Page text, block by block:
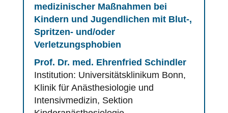
medizinischer Maßnahmen bei
Kindern und Jugendlichen mit Blut-,
Spritzen- und/oder
Verletzungsphobien
Prof. Dr. med. Ehrenfried Schindler
Institution: Universitätsklinikum Bonn,
Klinik für Anästhesiologie und
Intensivmedizin, Sektion